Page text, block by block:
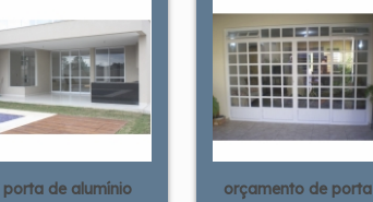
porta de alumínio
orçamento de porta